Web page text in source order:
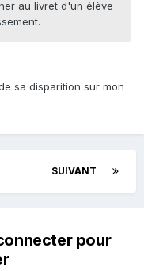
au livret d'un élève
sa disparition sur mon
SUIVANT
pour